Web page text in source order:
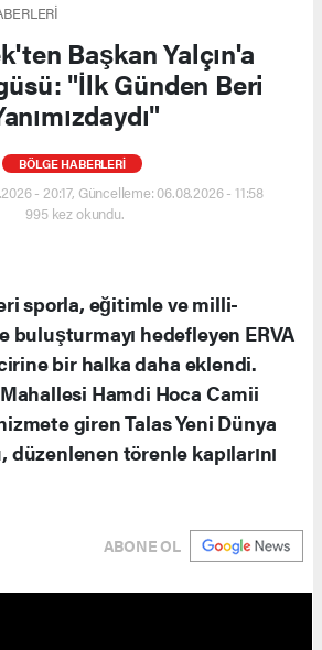
Başkan Yalçın'a
"İlk Günden Beri
BÖLGE HABERLERİ
- 20:17, Güncelleme: 06.08.2026 - 11:58
995 kez okundu.
sporla, eğitimle ve milli-
buluşturmayı hedefleyen ERVA
bir halka daha eklendi.
Hamdi Hoca Camii
giren Talas Yeni Dünya
düzenlenen törenle kapılarını
ABONE OL